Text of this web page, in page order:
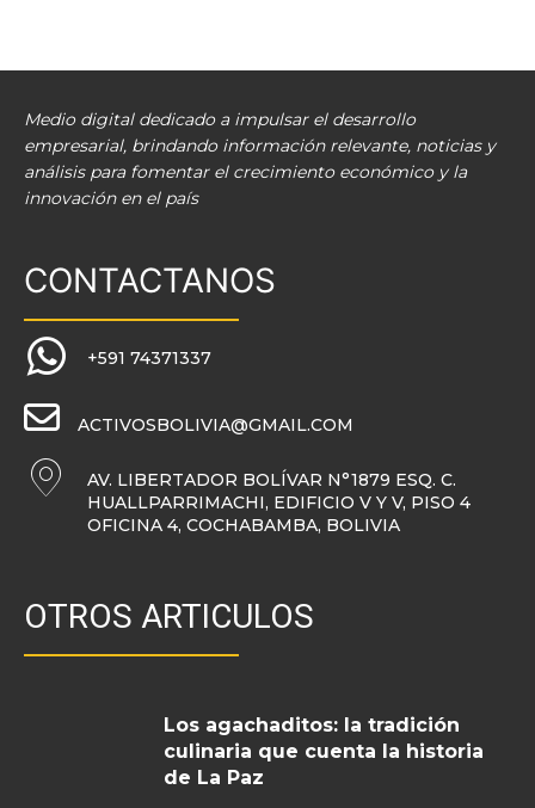
Medio digital dedicado a impulsar el desarrollo
empresarial, brindando información relevante, noticias y
análisis para fomentar el crecimiento económico y la
innovación en el país
CONTACTANOS
+591 74371337
ACTIVOSBOLIVIA@GMAIL.COM
AV. LIBERTADOR BOLÍVAR N°1879 ESQ. C.
HUALLPARRIMACHI, EDIFICIO V Y V, PISO 4
OFICINA 4, COCHABAMBA, BOLIVIA
OTROS ARTICULOS
Los agachaditos: la tradición
culinaria que cuenta la historia
de La Paz